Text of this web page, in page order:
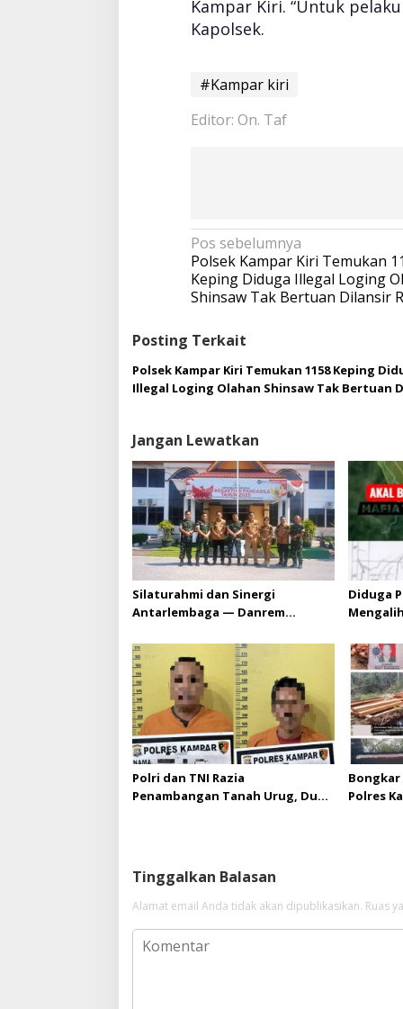
Kampar Kiri. “Untuk
Kapolsek.
#Kampar kiri
Editor: On. Taf
N
a
v
i
s
p
o
Pos sebelumnya
Polsek Kampar Kiri Temukan
Keping Diduga Illegal Loging
Shinsaw Tak Bertuan Dilansir
Posting Terkait
Polsek Kampar Kiri Temukan 1158 Keping
Illegal Loging Olahan Shinsaw Tak Bertuan
Jangan Lewatkan
Silaturahmi dan Sinergi
Antarlembaga — Danrem
Kejaksaan Negeri Kuansing
Diduga
Polri dan TNI Razia
Penambangan Tanah Urug, Dua
Bongkar
Polres
Tinggalkan Balasan
Alamat email Anda tidak akan dipublikasikan. Ruas